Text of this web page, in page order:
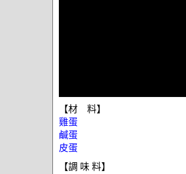
【材 料】
雞蛋
鹹蛋
皮蛋
【調 味 料】